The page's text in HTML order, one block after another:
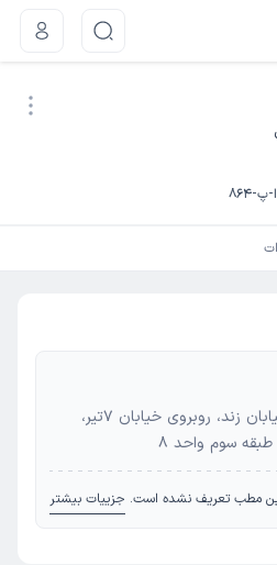
ا-پ-864
آدرس: شیراز - شیراز، خیابان زند، روبروی خیابان 7تیر،
سوم واحد 8
مطب تعریف نشده است. جزییات بیشتر